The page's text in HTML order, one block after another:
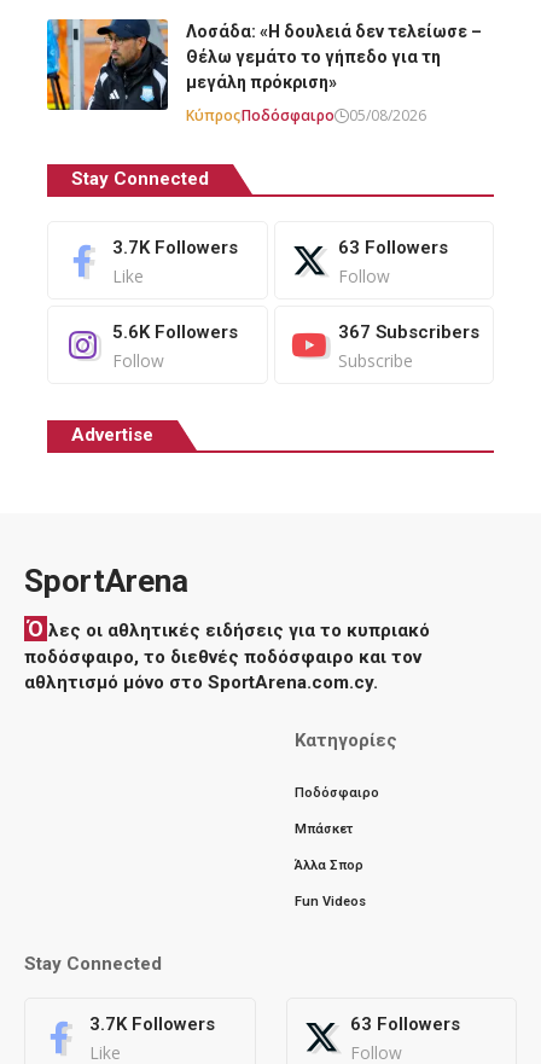
Λοσάδα: «Η δουλειά δεν τελείωσε –
Θέλω γεμάτο το γήπεδο για τη
μεγάλη πρόκριση»
ΚύπροςΠοδόσφαιρο 05/08/2026
Stay Connected
3.7K Followers
Like
63 Followers
Follow
5.6K Followers
Follow
367 Subscribers
Subscribe
Advertise
SportArena
Ό λες οι αθλητικές ειδήσεις για το κυπριακό
ποδόσφαιρο, το διεθνές ποδόσφαιρο και τον
αθλητισμό μόνο στο SportArena.com.cy.
Κατηγορίες
Ποδόσφαιρο
Μπάσκετ
Άλλα Σπορ
Fun Videos
Stay Connected
3.7K Followers
Like
63 Followers
Follow